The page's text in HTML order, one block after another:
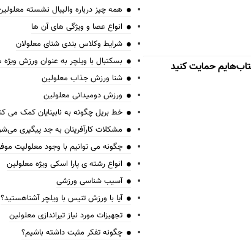
حمایت کنید
همه چیز درباره والیبال نشسته
انواع عصا و ویژگی های آن ها
شرایط وکلاس بندی شنای معلولان
بسکتبال با ویلچر به عنوان ورزش ویژه
شنا ورزش جذاب معلولین
ورزش دومیدانی معلولین
خط بریل چگونه به نابینایان کمک می
مشکلات کارآفرینان به جد پیگیری
چگونه می توانیم با وجود معلولیت
انواع رشته ی پارا اسکی ویژه معلولین
آسیب شناسی ورزشی
آیا با ورزش تنیس با ویلچر آشناهستید؟
تجهیزات مورد نیاز تیراندازی معلولین
چگونه تفکر مثبت داشته باشیم؟